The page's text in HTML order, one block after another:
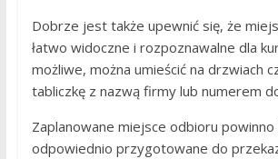
Dobrze jest także upewnić się, że
łatwo widoczne i rozpoznawalne dla
możliwe, można umieścić na drzwiach
tabliczkę z nazwą firmy lub numerem
Zaplanowane miejsce odbioru
odpowiednio przygotowane do